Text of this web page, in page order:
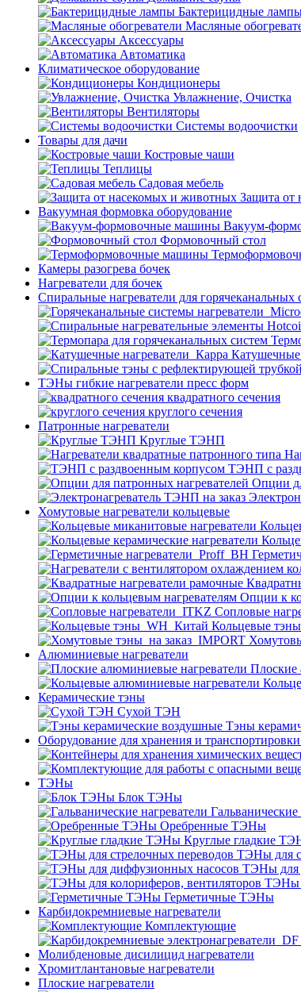
Бактерицидные
Масляные
Аксессуары
Автоматика
Климатическое оборудование
Кондиционеры
Увлажнение, Очистка
Вентиляторы
Системы водоочистки
Товары для дачи
Костровые чаши
Теплицы
Садовая мебель
Защита от
Вакуумная формовка оборудование
Вакуум-
Формовочный стол
Камеры разогрева бочек
Нагреватели для бочек
Спиральные нагреватели для горячеканальных
Катушечные
ТЭНы гибкие нагреватели пресс форм
квадратного сечения
круглого сечения
Патронные нагреватели
Круглые ТЭНП
ТЭНП с
Опции
Хомутовые нагреватели кольцевые
Опции к
Cопловые
Кольцевые
Алюминиевые нагреватели
Плоские
Керамические тэны
Сухой ТЭН
Тэны
Оборудование для хранения и
ТЭНы
Блок ТЭНы
Гальванические
Оребренные ТЭНы
Круглые гладкие
ТЭНы для
ТЭНы для
ТЭНы
Герметичные ТЭНы
Карбидокремниевые нагреватели
Комплектующие
Молибденовые дисилицид нагреватели
Хромитлантановые нагреватели
Плоские нагреватели